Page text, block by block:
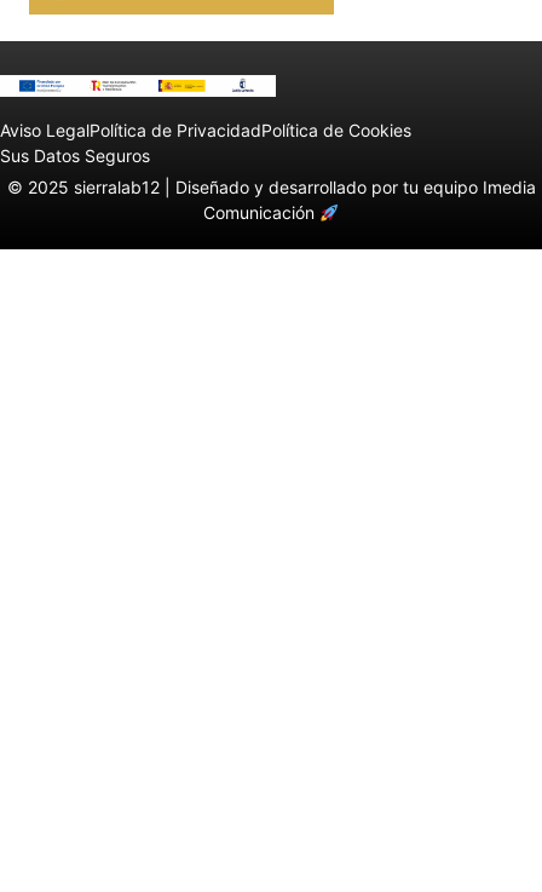
Aviso LegalPolítica de PrivacidadPolítica de Cookies
Sus Datos Seguros
© 2025 sierralab12 | Diseñado y desarrollado por tu equipo Imedia
Comunicación